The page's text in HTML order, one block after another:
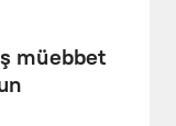
müebbet